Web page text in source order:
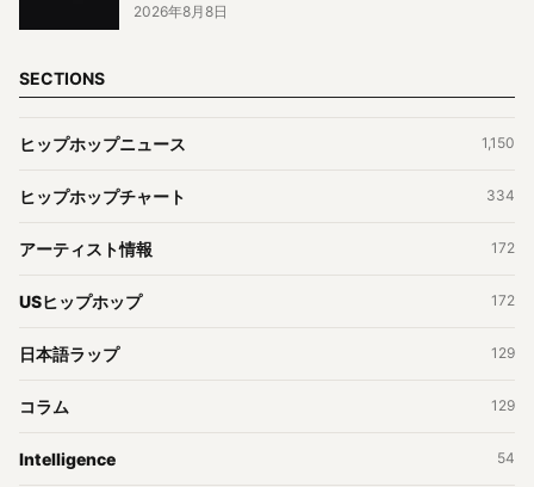
2026年8月8日
SECTIONS
ヒップホップニュース 1,150
ヒップホップチャート 334
アーティスト情報 172
USヒップホップ 172
日本語ラップ 129
コラム 129
Intelligence 54